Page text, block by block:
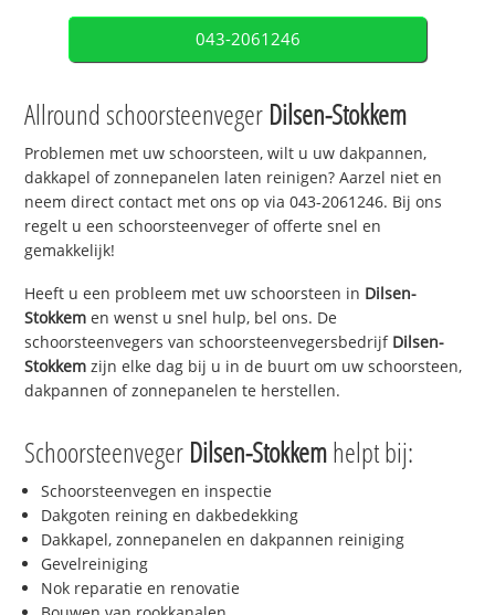
043-2061246
Allround schoorsteenveger Dilsen-Stokkem
Problemen met uw schoorsteen, wilt u uw dakpannen,
dakkapel of zonnepanelen laten reinigen? Aarzel niet en
neem direct contact met ons op via 043-2061246. Bij ons
regelt u een schoorsteenveger of offerte snel en
gemakkelijk!
Heeft u een probleem met uw schoorsteen in Dilsen-
Stokkem en wenst u snel hulp, bel ons. De
schoorsteenvegers van schoorsteenvegersbedrijf Dilsen-
Stokkem zijn elke dag bij u in de buurt om uw schoorsteen,
dakpannen of zonnepanelen te herstellen.
Schoorsteenveger Dilsen-Stokkemhelpt bij:
Schoorsteenvegen en inspectie
Dakgoten reining en dakbedekking
Dakkapel, zonnepanelen en dakpannen reiniging
Gevelreiniging
Nok reparatie en renovatie